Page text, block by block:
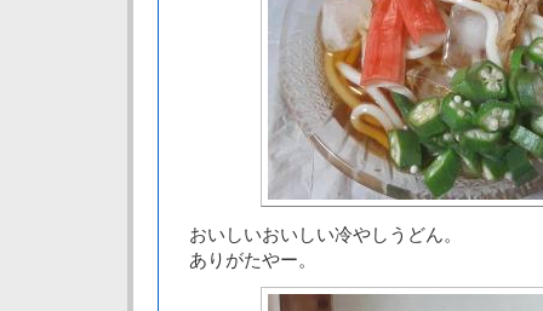
おいしいおいしい冷やしうどん。
ありがたやー。